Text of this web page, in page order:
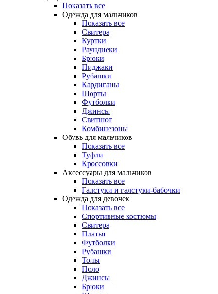
Показать все
Одежда для мальчиков
Показать все
Свитера
Куртки
Раунднеки
Брюки
Пиджаки
Рубашки
Кардиганы
Шорты
Футболки
Джинсы
Свитшот
Комбинезоны
Обувь для мальчиков
Показать все
Туфли
Кроссовки
Аксессуары для мальчиков
Показать все
Галстуки и галстуки-бабочки
Одежда для девочек
Показать все
Спортивные костюмы
Свитера
Платья
Футболки
Рубашки
Топы
Поло
Джинсы
Брюки